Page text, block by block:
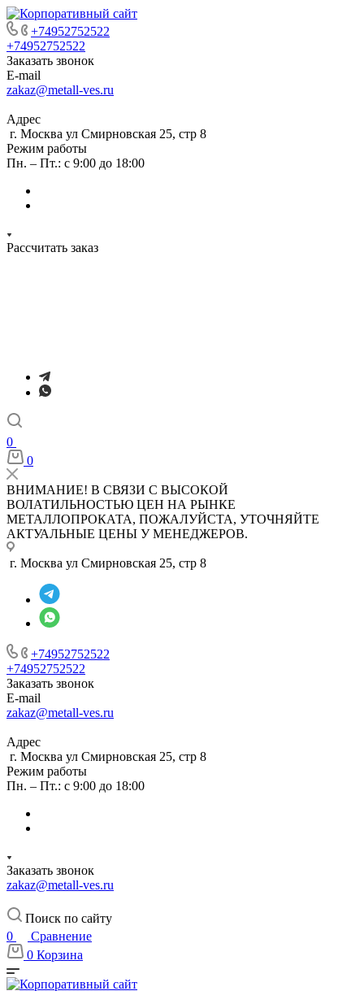
+74952752522
+74952752522
Заказать звонок
E-mail
zakaz@metall-ves.ru
Адрес
г. Москва ул Смирновская 25, стр 8
Режим работы
Пн. – Пт.: с 9:00 до 18:00
Рассчитать заказ
0
0
ВНИМАНИЕ! В СВЯЗИ С ВЫСОКОЙ
ВОЛАТИЛЬНОСТЬЮ ЦЕН НА РЫНКЕ
МЕТАЛЛОПРОКАТА, ПОЖАЛУЙСТА, УТОЧНЯЙТЕ
АКТУАЛЬНЫЕ ЦЕНЫ У МЕНЕДЖЕРОВ.
г. Москва ул Смирновская 25, стр 8
+74952752522
+74952752522
Заказать звонок
E-mail
zakaz@metall-ves.ru
Адрес
г. Москва ул Смирновская 25, стр 8
Режим работы
Пн. – Пт.: с 9:00 до 18:00
Заказать звонок
zakaz@metall-ves.ru
Поиск по сайту
0
Сравнение
0 Корзина